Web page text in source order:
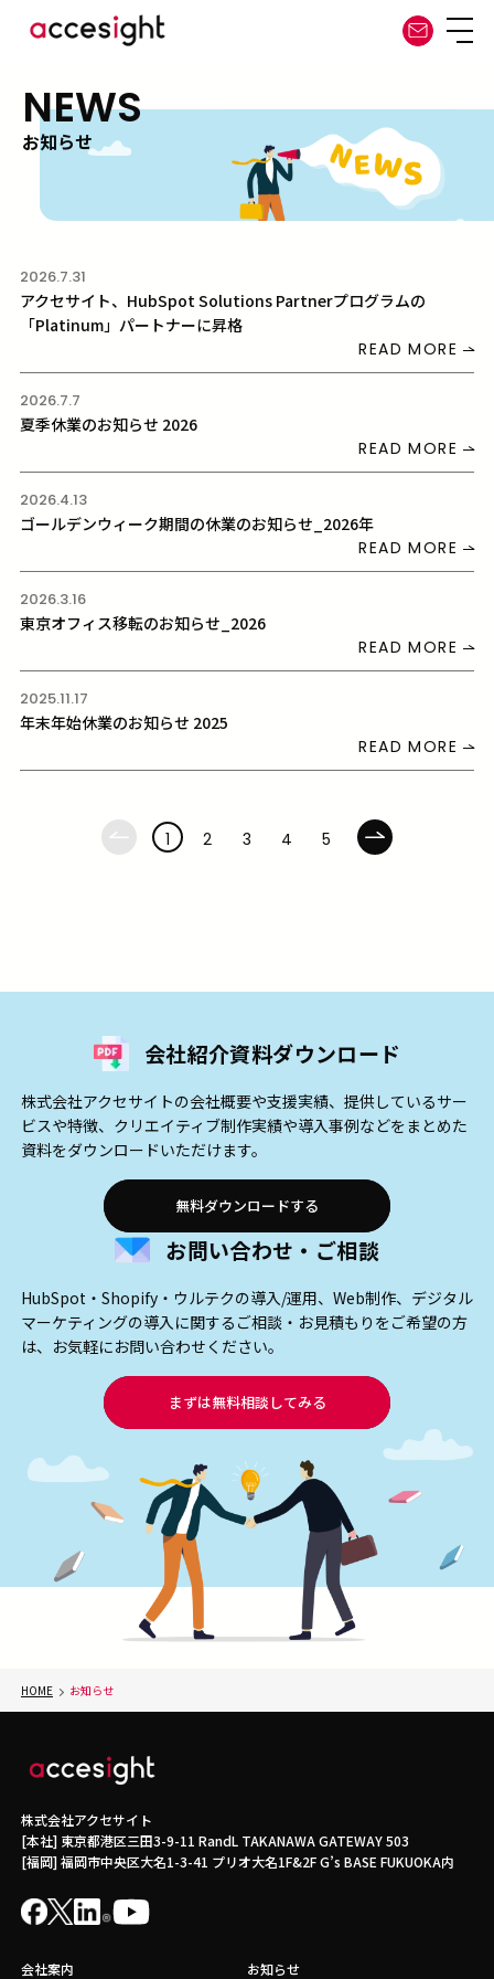
NEWS
お知らせ
2026.7.31
アクセサイト、HubSpot Solutions Partnerプログラムの
「Platinum」パートナーに昇格
READ MORE
2026.7.7
夏季休業のお知らせ 2026
READ MORE
2026.4.13
ゴールデンウィーク期間の休業のお知らせ_2026年
READ MORE
2026.3.16
東京オフィス移転のお知らせ_2026
READ MORE
2025.11.17
年末年始休業のお知らせ 2025
READ MORE
1 2 3 4 5
会社紹介資料ダウンロード
株式会社アクセサイトの会社概要や支援実績、提供しているサー
ビスや特徴、クリエイティブ制作実績や導入事例などをまとめた
資料をダウンロードいただけます。
無料ダウンロードする
お問い合わせ・ご相談
HubSpot・Shopify・ウルテクの導入/運用、Web制作、デジタル
マーケティングの導入に関するご相談・お見積もりをご希望の方
は、お気軽にお問い合わせください。
まずは無料相談してみる
HOME お知らせ
株式会社アクセサイト
[本社] 東京都港区三田3-9-11 RandL TAKANAWA GATEWAY 503
[福岡] 福岡市中央区大名1-3-41 プリオ大名1F&2F G’s BASE FUKUOKA内
会社案内 お知らせ